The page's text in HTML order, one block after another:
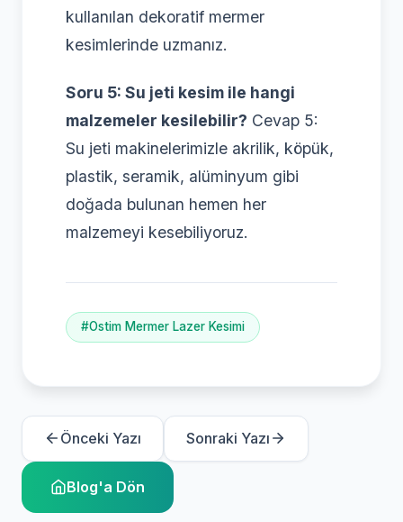
kullanılan dekoratif mermer
kesimlerinde uzmanız.
Soru 5: Su jeti kesim ile hangi
malzemeler kesilebilir? Cevap 5:
Su jeti makinelerimizle akrilik, köpük,
plastik, seramik, alüminyum gibi
doğada bulunan hemen her
malzemeyi kesebiliyoruz.
#Ostim Mermer Lazer Kesimi
Önceki Yazı Sonraki Yazı
Blog'a Dön